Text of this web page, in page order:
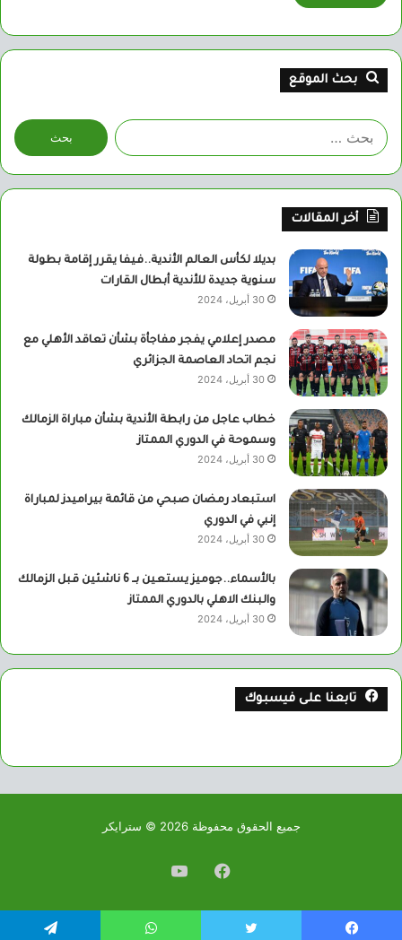
بحث الموقع
البحث
عن:
أخر المقالات
بديلا لكأس العالم الأندية..فيفا يقرر إقامة بطولة
سنوية جديدة للأندية أبطال القارات
30 أبريل، 2024
مصدر إعلامي يفجر مفاجأة بشأن تعاقد الأهلي مع
نجم اتحاد العاصمة الجزائري
30 أبريل، 2024
خطاب عاجل من رابطة الأندية بشأن مباراة الزمالك
وسموحة في الدوري الممتاز
30 أبريل، 2024
استبعاد رمضان صبحي من قائمة بيراميدز لمباراة
إنبي في الدوري
30 أبريل، 2024
بالأسماء..جوميز يستعين بــ 6 ناشئين قبل الزمالك
والبنك الاهلي بالدوري الممتاز
30 أبريل، 2024
تابعنا على فيسبوك
جميع الحقوق محفوظة 2026 © سترايكر
فيسبوكيوتيوب